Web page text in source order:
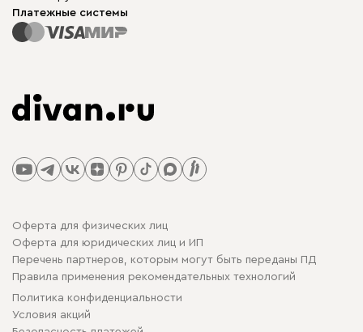
Платежные системы
Оферта для физических лиц
Оферта для юридических лиц и ИП
Перечень партнеров, которым могут быть переданы ПД
Правила применения рекомендательных технологий
Политика конфиденциальности
Условия акций